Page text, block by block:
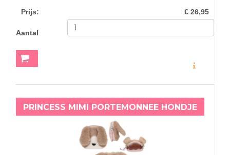
Prijs: € 26,95
Aantal
PRINCESS MIMI PORTEMONNEE HONDJE